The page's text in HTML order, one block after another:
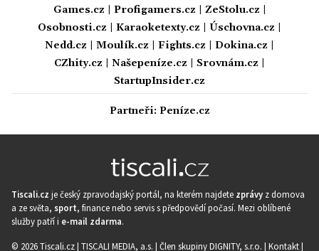
Games.cz
Profigamers.cz ZeStolu.cz
Osobnosti.cz
Karaoketexty.cz Úschovna.cz
Nedd.cz
Moulík.cz Fights.cz Dokina.cz
CZhity.cz
Našepeníze.cz Srovnám.cz
StartupInsider.cz
Partneři: Peníze.cz
Tiscali.cz je český zpravodajský portál, na kterém najdete zprávy z domova
a ze světa, sport, finance nebo servis s předpovědí počasí. Mezi oblíbené
služby patří i e-mail zdarma.
© 2026 Tiscali.cz | TISCALI MEDIA, a.s. | Člen skupiny DIGNITY, s.r.o. | Kontakt|